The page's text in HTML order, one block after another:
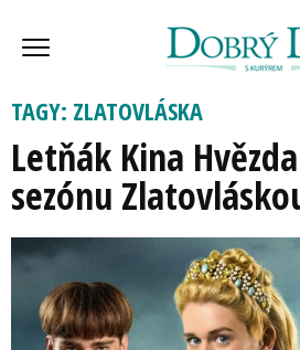
TAGY: ZLATOVLÁSKA
Letňák Kina
sezónu